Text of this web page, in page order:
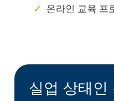
온라인 교육 프
실업 상태인